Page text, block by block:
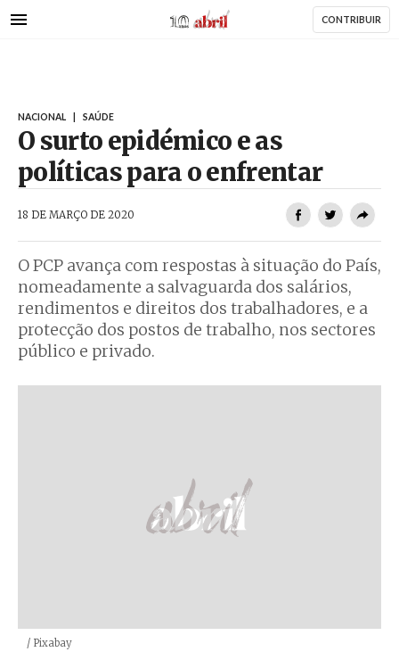
para
AbrilAbril CONTRIBUIR
NACIONAL SAÚDE
O surto epidémico e as
políticas para o enfrentar
18 DE MARÇO DE 2020
O PCP avança com respostas à situação do País,
nomeadamente a salvaguarda dos salários,
rendimentos e direitos dos trabalhadores, e a
protecção dos postos de trabalho, nos sectores
público e privado.
Créditos
/ Pixabay